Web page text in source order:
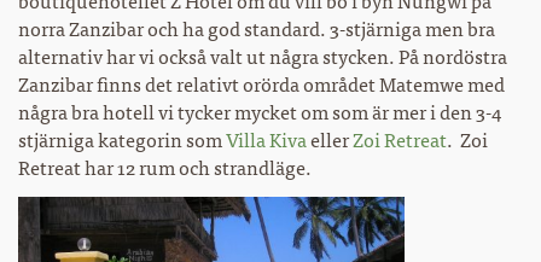
norra Zanzibar och ha god standard. 3-stjärniga men bra
alternativ har vi också valt ut några stycken. På nordöstra
Zanzibar finns det relativt orörda området Matemwe med
några bra hotell vi tycker mycket om som är mer i den 3-4
stjärniga kategorin somVilla KivaellerZoi Retreat. Zoi
Retreat har 12 rum och strandläge.